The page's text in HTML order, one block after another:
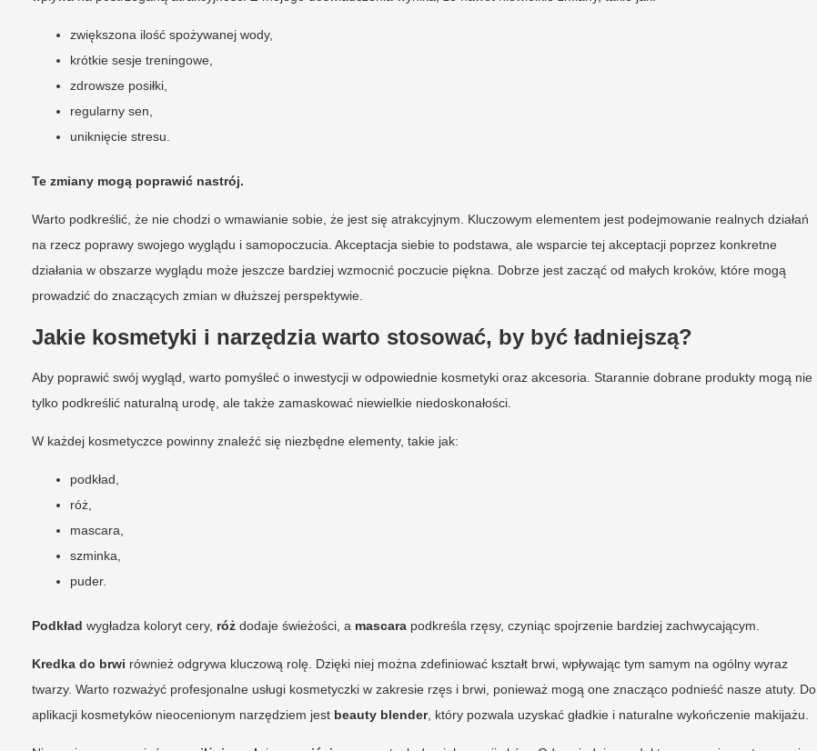
zwiększona ilość spożywanej wody,
krótkie sesje treningowe,
zdrowsze posiłki,
regularny sen,
uniknięcie stresu.
Te zmiany mogą poprawić nastrój.
Warto podkreślić, że nie chodzi o wmawianie sobie, że jest się atrakcyjnym. Kluczowym elementem jest podejmowanie realnych działań
na rzecz poprawy swojego wyglądu i samopoczucia. Akceptacja siebie to podstawa, ale wsparcie tej akceptacji poprzez konkretne
działania w obszarze wyglądu może jeszcze bardziej wzmocnić poczucie piękna. Dobrze jest zacząć od małych kroków, które mogą
prowadzić do znaczących zmian w dłuższej perspektywie.
Jakie kosmetyki i narzędzia warto stosować, by być ładniejszą?
Aby poprawić swój wygląd, warto pomyśleć o inwestycji w odpowiednie kosmetyki oraz akcesoria. Starannie dobrane produkty mogą nie
tylko podkreślić naturalną urodę, ale także zamaskować niewielkie niedoskonałości.
W każdej kosmetyczce powinny znaleźć się niezbędne elementy, takie jak:
podkład,
róż,
mascara,
szminka,
puder.
Podkład wygładza koloryt cery, róż dodaje świeżości, a mascara podkreśla rzęsy, czyniąc spojrzenie bardziej zachwycającym.
Kredka do brwi również odgrywa kluczową rolę. Dzięki niej można zdefiniować kształt brwi, wpływając tym samym na ogólny wyraz
twarzy. Warto rozważyć profesjonalne usługi kosmetyczki w zakresie rzęs i brwi, ponieważ mogą one znacząco podnieść nasze atuty. Do
aplikacji kosmetyków nieocenionym narzędziem jest beauty blender, który pozwala uzyskać gładkie i naturalne wykończenie makijażu.